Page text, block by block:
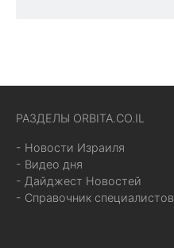
РАЗДЕЛЫ ORBITA.CO.IL
- Новости Израиля
- Видео дня
- Дайджест Новостей
- Справочник специалистов